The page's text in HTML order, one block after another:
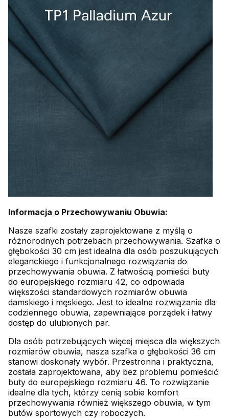
Informacja o Przechowywaniu Obuwia:
Nasze szafki zostały zaprojektowane z myślą o
różnorodnych potrzebach przechowywania. Szafka o
głębokości 30 cm jest idealna dla osób poszukujących
eleganckiego i funkcjonalnego rozwiązania do
przechowywania obuwia. Z łatwością pomieści buty
do europejskiego rozmiaru 42, co odpowiada
większości standardowych rozmiarów obuwia
damskiego i męskiego. Jest to idealne rozwiązanie dla
codziennego obuwia, zapewniające porządek i łatwy
dostęp do ulubionych par.
Dla osób potrzebujących więcej miejsca dla większych
rozmiarów obuwia, nasza szafka o głębokości 36 cm
stanowi doskonały wybór. Przestronna i praktyczna,
została zaprojektowana, aby bez problemu pomieścić
buty do europejskiego rozmiaru 46. To rozwiązanie
idealne dla tych, którzy cenią sobie komfort
przechowywania również większego obuwia, w tym
butów sportowych czy roboczych.